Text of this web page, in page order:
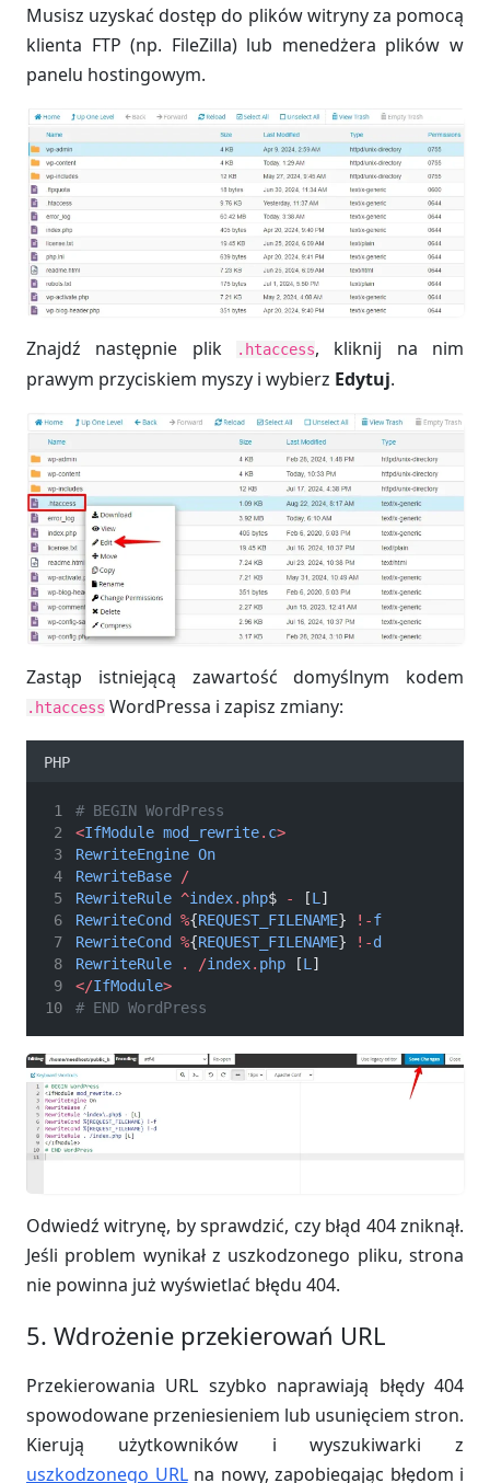
Musisz uzyskać dostęp do plików witryny za pomocą
klienta FTP (np. FileZilla) lub menedżera plików w
panelu hostingowym.
Znajdź następnie plik .htaccess, kliknij na nim
prawym przyciskiem myszy i wybierz Edytuj.
Zastąp istniejącą zawartość domyślnym kodem
.htaccess WordPressa i zapisz zmiany:
PHP
# BEGIN WordPress
<IfModule mod_rewrite. c>
RewriteEngine On
RewriteBase
/
RewriteRule ^index. php$ - [L ]
RewriteCond
%{REQUEST_FILENAME} !-f
RewriteCond
%{REQUEST_FILENAME} !-d
RewriteRule
. /index. php [L ]
</IfModule>
# END WordPress
Odwiedź witrynę, by sprawdzić, czy błąd 404 zniknął.
Jeśli problem wynikał z uszkodzonego pliku, strona
nie powinna już wyświetlać błędu 404.
5. Wdrożenie przekierowań URL
Przekierowania URL szybko naprawiają błędy 404
spowodowane przeniesieniem lub usunięciem stron.
Kierują użytkowników i wyszukiwarki z
uszkodzonego URLna nowy, zapobiegając błędom i